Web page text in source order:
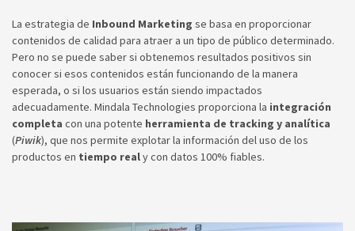
La estrategia de Inbound Marketing se basa en proporcionar
contenidos de calidad para atraer a un tipo de público determinado.
Pero no se puede saber si obtenemos resultados positivos sin
conocer si esos contenidos están funcionando de la manera
esperada, o si los usuarios están siendo impactados
adecuadamente. Mindala Technologies proporciona la integración
completa con una potente herramienta de tracking y analítica
(Piwik), que nos permite explotar la información del uso de los
productos en tiempo realy con datos 100% fiables.